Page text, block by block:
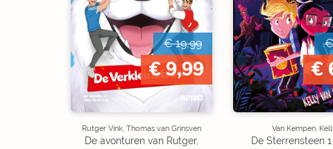
€ 19,99
€ 9,99
Rutger Vink, Thomas van Grinsven
De avonturen van Rutger,
€
Van Kempen,
De Sterrensteen